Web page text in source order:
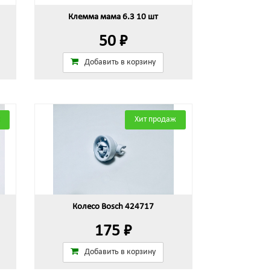
Клемма мама 6.3 10 шт
50 ₽
Добавить в корзину
Хит продаж
Колесо Bosch 424717
175 ₽
Добавить в корзину